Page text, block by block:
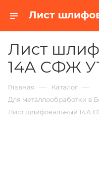
Лист
14А СФЖ
Главная — Каталог —
Для металлообработки в
Лист шлифовальный 14А